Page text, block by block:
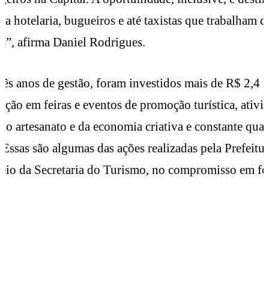
hotelaria, bugueiros e até taxistas que trabalham
afirma Daniel Rodrigues.
anos de gestão, foram investidos mais de R$ 2,4
em feiras e eventos de promoção turística,
artesanato e da economia criativa e constante
são algumas das ações realizadas pela
da Secretaria do Turismo, no compromisso em